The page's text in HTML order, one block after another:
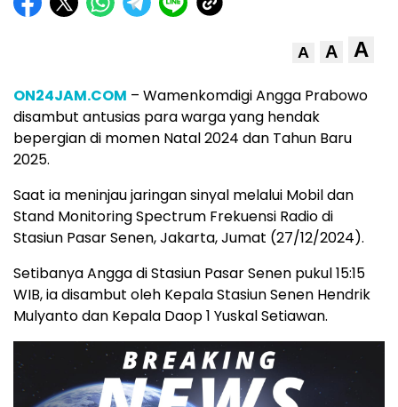
A A A
ON24JAM.COM – Wamenkomdigi Angga Prabowo
disambut antusias para warga yang hendak
bepergian di momen Natal 2024 dan Tahun Baru
2025.
Saat ia meninjau jaringan sinyal melalui Mobil dan
Stand Monitoring Spectrum Frekuensi Radio di
Stasiun Pasar Senen, Jakarta, Jumat (27/12/2024).
Setibanya Angga di Stasiun Pasar Senen pukul 15:15
WIB, ia disambut oleh Kepala Stasiun Senen Hendrik
Mulyanto dan Kepala Daop 1 Yuskal Setiawan.